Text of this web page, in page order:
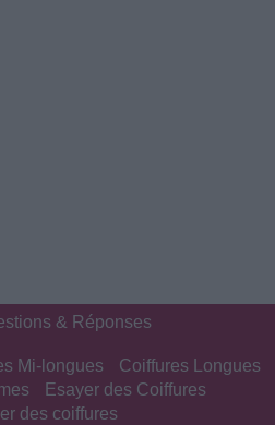
& Réponses
Mi-longues
Coiffures Longues
Esayer des Coiffures
des coiffures